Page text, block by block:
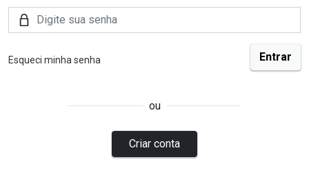
Esqueci minha senha
ou
Criar conta